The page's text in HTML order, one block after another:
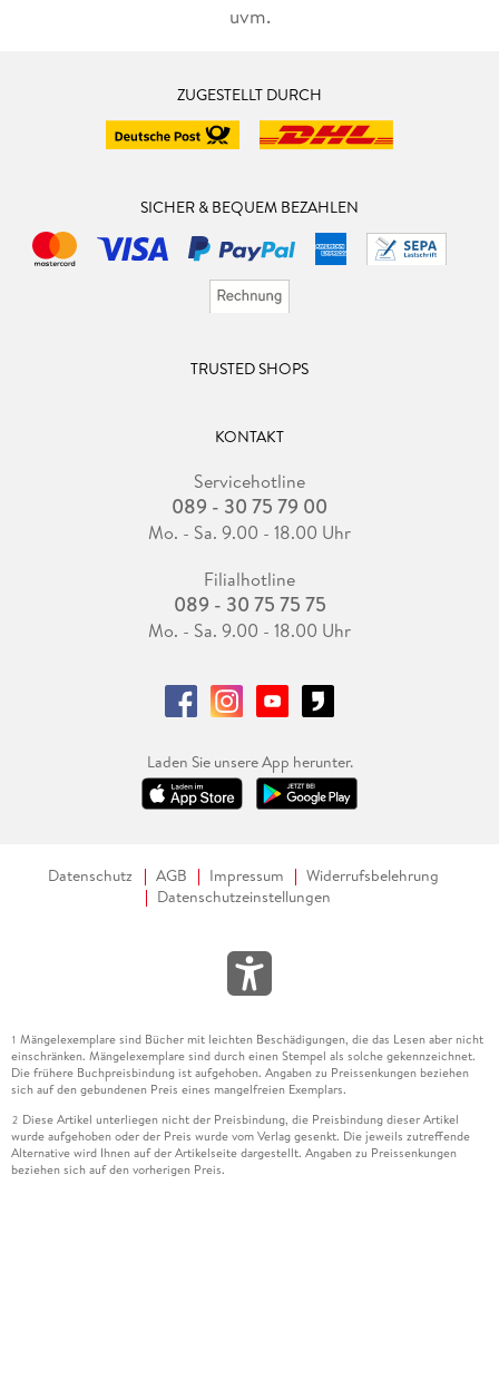
uvm.
ZUGESTELLT DURCH
SICHER & BEQUEM BEZAHLEN
TRUSTED SHOPS
KONTAKT
Servicehotline
089 - 30 75 79 00
Mo. - Sa. 9.00 - 18.00 Uhr
Filialhotline
089 - 30 75 75 75
Mo. - Sa. 9.00 - 18.00 Uhr
Laden Sie unsere App herunter.
Datenschutz AGB Impressum
Widerrufsbelehrung
Datenschutzeinstellungen
1 Mängelexemplare sind Bücher mit leichten Beschädigungen, die das Lesen aber nicht
einschränken. Mängelexemplare sind durch einen Stempel als solche gekennzeichnet.
Die frühere Buchpreisbindung ist aufgehoben. Angaben zu Preissenkungen beziehen
sich auf den gebundenen Preis eines mangelfreien Exemplars.
2 Diese Artikel unterliegen nicht der Preisbindung, die Preisbindung dieser Artikel
wurde aufgehoben oder der Preis wurde vom Verlag gesenkt. Die jeweils zutreffende
Alternative wird Ihnen auf der Artikelseite dargestellt. Angaben zu Preissenkungen
beziehen sich auf den vorherigen Preis.